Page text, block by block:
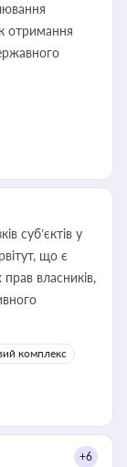
отримання
суб’єктів у
що є
власників,
комплекс
+6